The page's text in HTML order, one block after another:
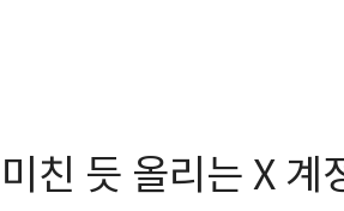
친 듯 올리는 X 계